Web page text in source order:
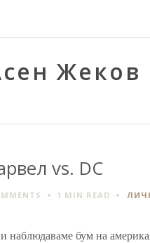
Жеков
vs. DC
1 MIN READ
наблюдаваме бум на